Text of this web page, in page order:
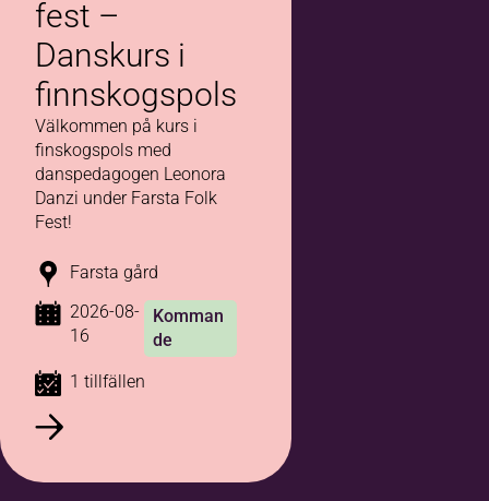
fest –
Danskurs i
finnskogspols
Välkommen på kurs i
finskogspols med
danspedagogen Leonora
Danzi under Farsta Folk
Fest!
Farsta gård
2026-08-
16
Komman
de
1 tillfällen